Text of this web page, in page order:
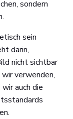
sondern
sein
darin,
nicht sichtbar
verwenden,
auch die